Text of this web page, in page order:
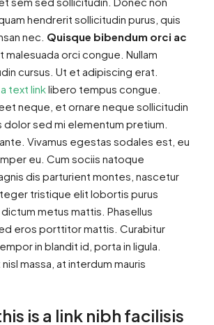
hendrerit sollicitudin purus, quis
nec. Quisque bibendum orci ac
malesuada orci congue. Nullam
cursus. Ut et adipiscing erat.
text linklibero tempus congue.
neque, et ornare neque sollicitudin
dolor sed mi elementum pretium.
Vivamus egestas sodales est, eu
eu. Cum sociis natoque
dis parturient montes, nascetur
tristique elit lobortis purus
metus mattis. Phasellus
eros porttitor mattis. Curabitur
in blandit id, porta in ligula.
massa, at interdum mauris
is a link nibh facilisis